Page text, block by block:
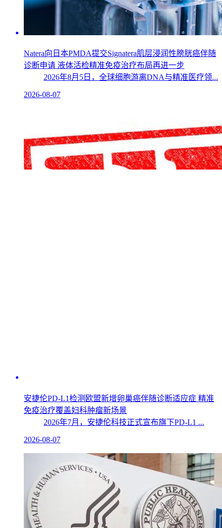
Natera向日本PMDA提交Signatera肌层浸润性膀胱癌伴随
诊断申请 液体活检精准免疫治疗布局再进一步
2026年8月5日，全球细胞游离DNA与精准医疗领...
2026-08-07
安捷伦PD-L1检测欧盟新增卵巢癌伴随诊断适应症 精准
免疫治疗覆盖妇科肿瘤新场景
2026年7月，安捷伦科技正式宣布旗下PD-L1 ...
2026-08-07